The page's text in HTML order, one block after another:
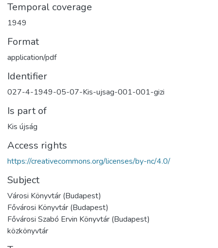
Temporal coverage
1949
Format
application/pdf
Identifier
027-4-1949-05-07-Kis-ujsag-001-001-gizi
Is part of
Kis újság
Access rights
https://creativecommons.org/licenses/by-nc/4.0/
Subject
Városi Könyvtár (Budapest)
Fővárosi Könyvtár (Budapest)
Fővárosi Szabó Ervin Könyvtár (Budapest)
közkönyvtár